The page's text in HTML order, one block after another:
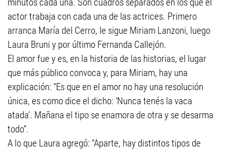
actor trabaja con cada una de las actrices. Primero
arranca María del Cerro, le sigue Miriam Lanzoni, luego
Laura Bruni y por último Fernanda Callejón.
El amor fue y es, en la historia de las historias, el lugar
que más público convoca y, para Miriam, hay una
explicación: “Es que en el amor no hay una resolución
única, es como dice el dicho: ‘Nunca tenés la vaca
atada’. Mañana el tipo se enamora de otra y se desarma
todo”.
A lo que Laura agregó: “Aparte, hay distintos tipos de